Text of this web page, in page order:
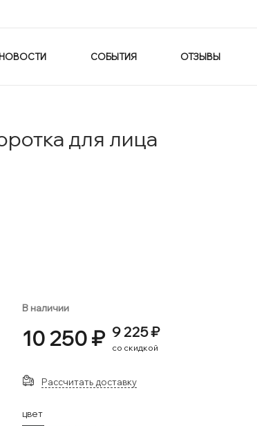
НОВОСТИ СОБЫТИЯ ОТЗЫВЫ
для лица
В наличии
10 250 ₽ 9 225 ₽
со скидкой
Рассчитать доставку
цвет